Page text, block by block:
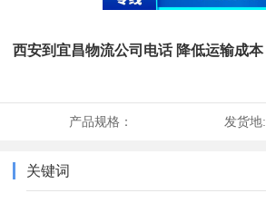
西安到宜昌物流公司电话 降低运输成本
产品规格： 发货地:
关键词